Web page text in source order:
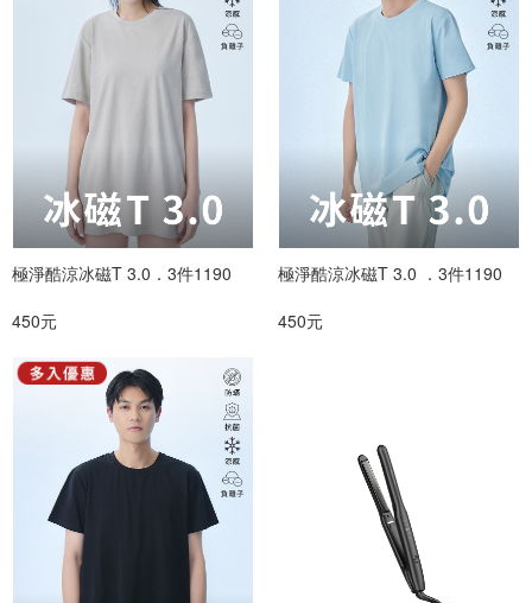
極淨酷涼冰磁T 3.0．3件1190
450元
極淨酷涼冰磁T 3.0 ．3件1190
450元